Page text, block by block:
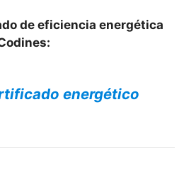
de eficiencia energética
energético